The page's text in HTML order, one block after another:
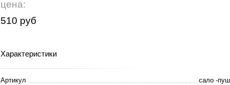
цена:
510 руб
Характеристики
Артикул
сало -